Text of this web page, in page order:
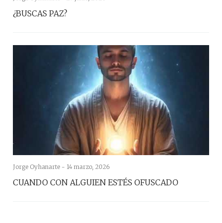
¿BUSCAS PAZ?
Jorge Oyhanarte - 14 marzo, 2026
CUANDO CON ALGUIEN ESTÉS OFUSCADO